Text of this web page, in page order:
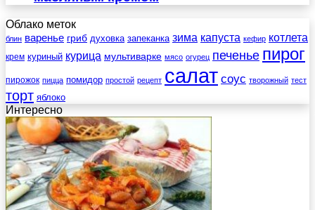
Облако меток
блин варенье гриб духовка запеканка зима капуста кефир котлета
крем куриный курица мультиварке мясо огурец печенье пирог
пирожок пицца помидор простой рецепт салат соус творожный тест
торт яблоко
Интересно